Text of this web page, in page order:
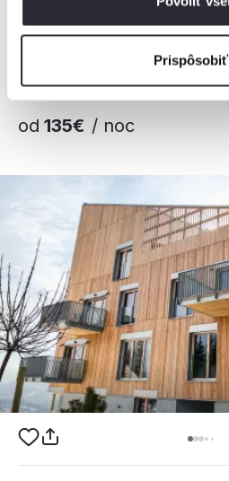
Prispôsobiť
7 osôb, 1 spálňa, 1 kúpeľňa
od 135€ / noc